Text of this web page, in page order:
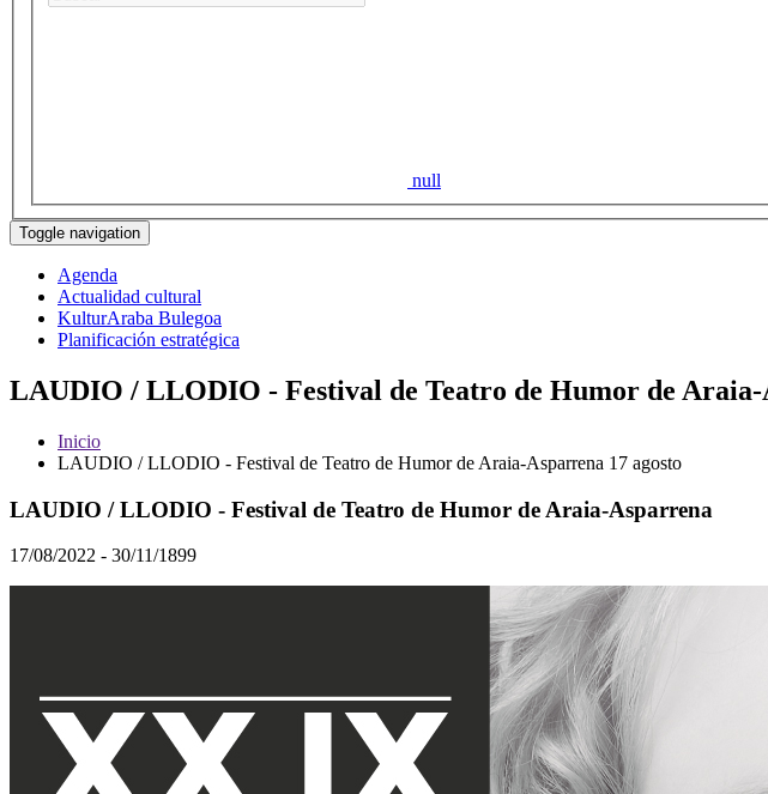
null
Toggle navigation
Agenda
Actualidad cultural
KulturAraba Bulegoa
Planificación estratégica
LAUDIO / LLODIO - Festival de Teatro de Humor de
Inicio
LAUDIO / LLODIO - Festival de Teatro de Humor de Araia-Asparrena 17 agosto
LAUDIO / LLODIO - Festival de Teatro de Humor de Araia-Asparrena
17/08/2022 - 30/11/1899